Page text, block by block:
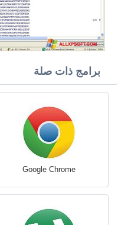
برامج ذات صلة
Google Chrome